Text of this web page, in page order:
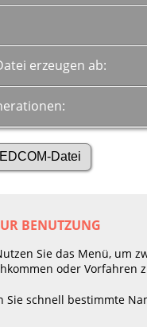
erzeugen ab:
BENUTZUNG
Sie das Menü, um
oder Vorfahren
Sie schnell bestimmte